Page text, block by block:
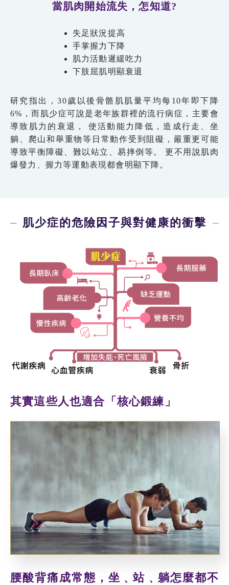
當肌肉開始流失，怎知道?
失足狀況提高
手掌握力下降
肌力活動遲緩吃力
下肢屈肌明顯衰退
研究指出，30歲以後骨骼肌肌量平均每10年即下降
6%，而肌少症可說是老年族群裡的流行病症，主要會
導致肌力的衰退， 使活動能力降低，造成行走、坐
躺、爬山和舉重物等日常動作受到阻礙，嚴重更可能
導致平衡障礙、難以站立、易摔倒等。 更不用說肌肉
爆發力、握力等運動表現都會明顯下降。
肌少症的危險因子與對健康的衝擊
其實這些人也適合「核心鍛練」
腰酸背痛成常態，坐﹑站﹑躺怎麼都不